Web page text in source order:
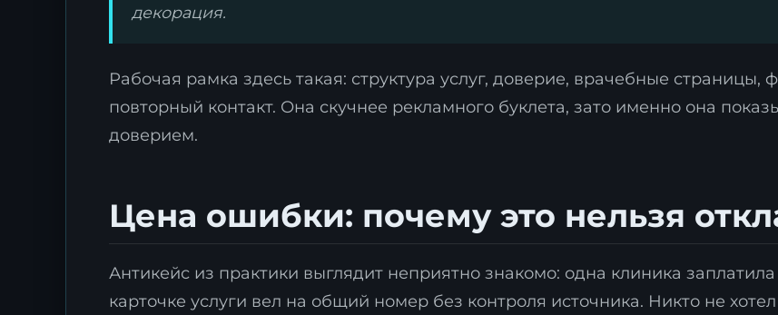
декорация.
Рабочая рамка здесь такая: структура услуг, доверие, врачебные
повторный контакт. Она скучнее рекламного буклета, зато именно она
доверием.
Цена ошибки: почему это нельзя
Антикейс из практики выглядит неприятно знакомо: одна клиника
карточке услуги вел на общий номер без контроля источника. Никто не
Заявка на стратегию
цифровизации
Оставьте контакты, и наш эксперт свяжется